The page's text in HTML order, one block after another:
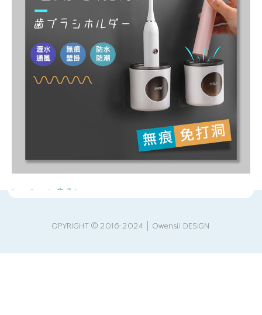
[ < Back 戻る]
OPYRIGHT © 2016-2024 │ Owensii DESIGN